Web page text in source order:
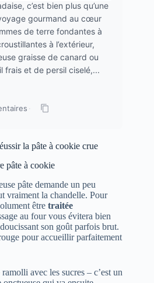
c’est bien plus qu’une
gourmand au cœur
de terre fondantes à
à l’extérieur,
graisse de canard ou
frais et de persil ciselé,...
·
la pâte à cookie crue
pâte à cookie
pâte demande un peu
vraiment la chandelle. Pour
être traitée
au four vous évitera bien
son goût parfois brut.
pour accueillir parfaitement
avec les sucres – c’est un